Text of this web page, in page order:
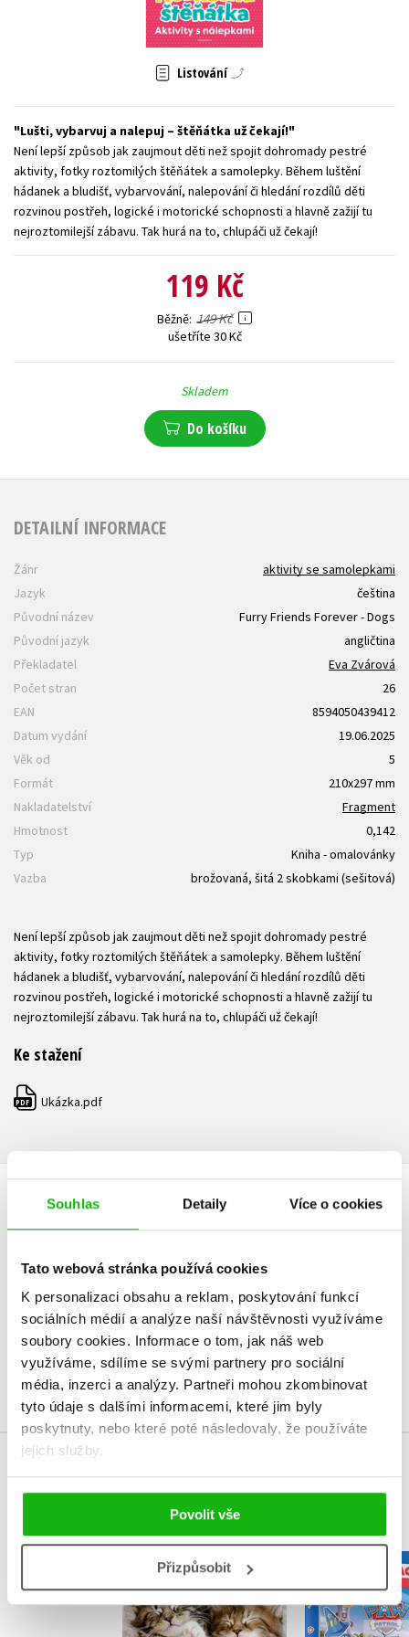
Souhlas Detaily Více o cookies
Tato webová stránka používá cookies
K personalizaci obsahu a reklam, poskytování funkcí
sociálních médií a analýze naší návštěvnosti využíváme
soubory cookies. Informace o tom, jak náš web
využíváme, sdílíme se svými partnery pro sociální
média, inzerci a analýzy. Partneři mohou zkombinovat
tyto údaje s dalšími informacemi, které jim byly
poskytnuty, nebo které poté následovaly, že používáte
jejich služby.
Povolit vše
Přizpůsobit
Zahraniční literatura
Všechny tituly
Listování
Lušti, vybarvuj a nalepuj – štěňátka už čekají!
Není lepší způsob jak zaujmout děti než spojit dohromady pestré
aktivity, fotky roztomilých štěňátek a samolepky. Během luštění
hádanek a bludišť, vybarvování, nalepování či hledání rozdílů děti
rozvinou postřeh, logické i motorické schopnosti a hlavně zažijí tu
nejroztomilejší zábavu. Tak hurá na to, chlupáči už čekají!
119 Kč
Běžně 149 Kč
ušetříte 30 Kč
Skladem
Do košíku
DETAILNÍ INFORMACE
Žánr
aktivity se samolepkami
Jazyk
čeština
Původní název
Furry Friends Forever - Dogs
Původní jazyk
angličtina
Překladatel
Eva Zvárová
Počet stran
26
EAN
8594050439412
Datum vydání
19.06.2025
Věk od
5
Formát
210x297 mm
Nakladatelství
Fragment
Hmotnost
0,142
Typ
Kniha - omalovánky
Vazba
brožovaná, šitá 2 skobkami (sešitová)
Není lepší způsob jak zaujmout děti než spojit dohromady pestré
aktivity, fotky roztomilých štěňátek a samolepky. Během luštění
hádanek a bludišť, vybarvování, nalepování či hledání rozdílů děti
rozvinou postřeh, logické i motorické schopnosti a hlavně zažijí tu
nejroztomilejší zábavu. Tak hurá na to, chlupáči už čekají!
Ke stažení
PDF Ukázka.pdf
HODNOCENÍ ČTENÁŘŮ
Vaše hodnocení
Uživatelskou recenzi mohou vkládat pouze registrovaní uživatelé
Přihlásit
MOHLO BY VÁS TAKÉ ZAJÍMAT
Aktivity s nálepkami
– Rozkošná koťátka
Cuberdon
Tlapková
Vybarvuj